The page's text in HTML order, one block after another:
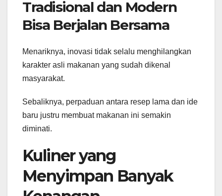
Tradisional dan Modern
Bisa Berjalan Bersama
Menariknya, inovasi tidak selalu menghilangkan
karakter asli makanan yang sudah dikenal
masyarakat.
Sebaliknya, perpaduan antara resep lama dan ide
baru justru membuat makanan ini semakin
diminati.
Kuliner yang
Menyimpan Banyak